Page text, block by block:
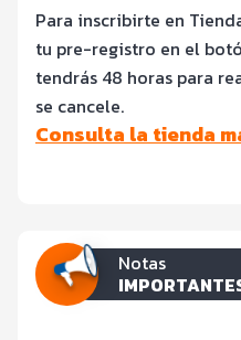
Para inscribirte en
tu pre-registro en el
tendrás 48 horas para
se cancele.
Consulta la tienda
Notas